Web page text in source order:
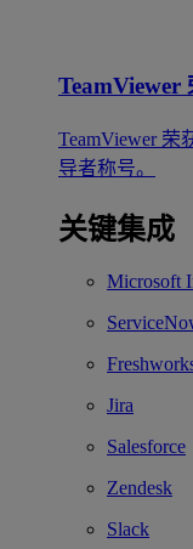
TeamViewer
TeamViewer
导者称号。
关键集成
Microsoft
Jira
Salesforce
Zendesk
Slack